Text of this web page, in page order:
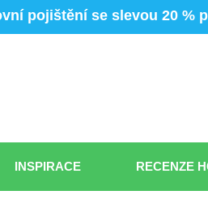
pojištění se slevou 20 %
INSPIRACE RECENZE